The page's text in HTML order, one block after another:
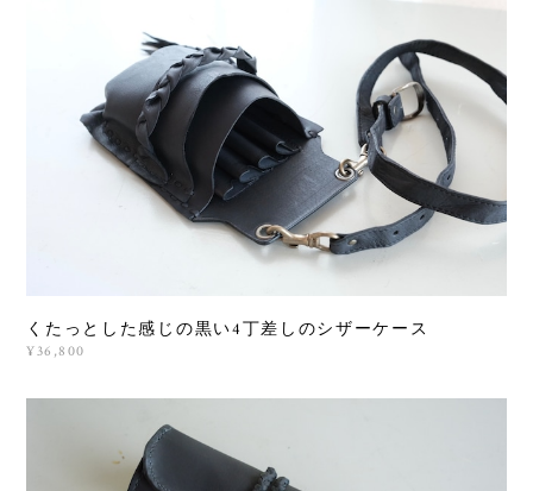
くたっとした感じの黒い4丁差しのシザーケース
¥36,800